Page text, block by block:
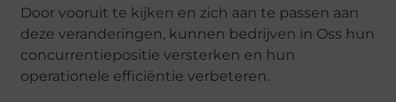
Door vooruit te kijken en zich aan te passen aan
deze veranderingen, kunnen bedrijven in Oss hun
concurrentiepositie versterken en hun
operationele efficiëntie verbeteren.